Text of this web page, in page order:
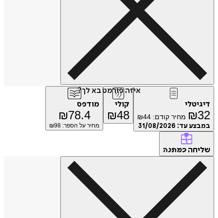
איזה פורמט בא לך?
₪ מחיר קודם: ₪44
עד:31/08/2026
₪ 48
מודפס
₪78.4
מחיר על הספר: ₪98
כמתנה